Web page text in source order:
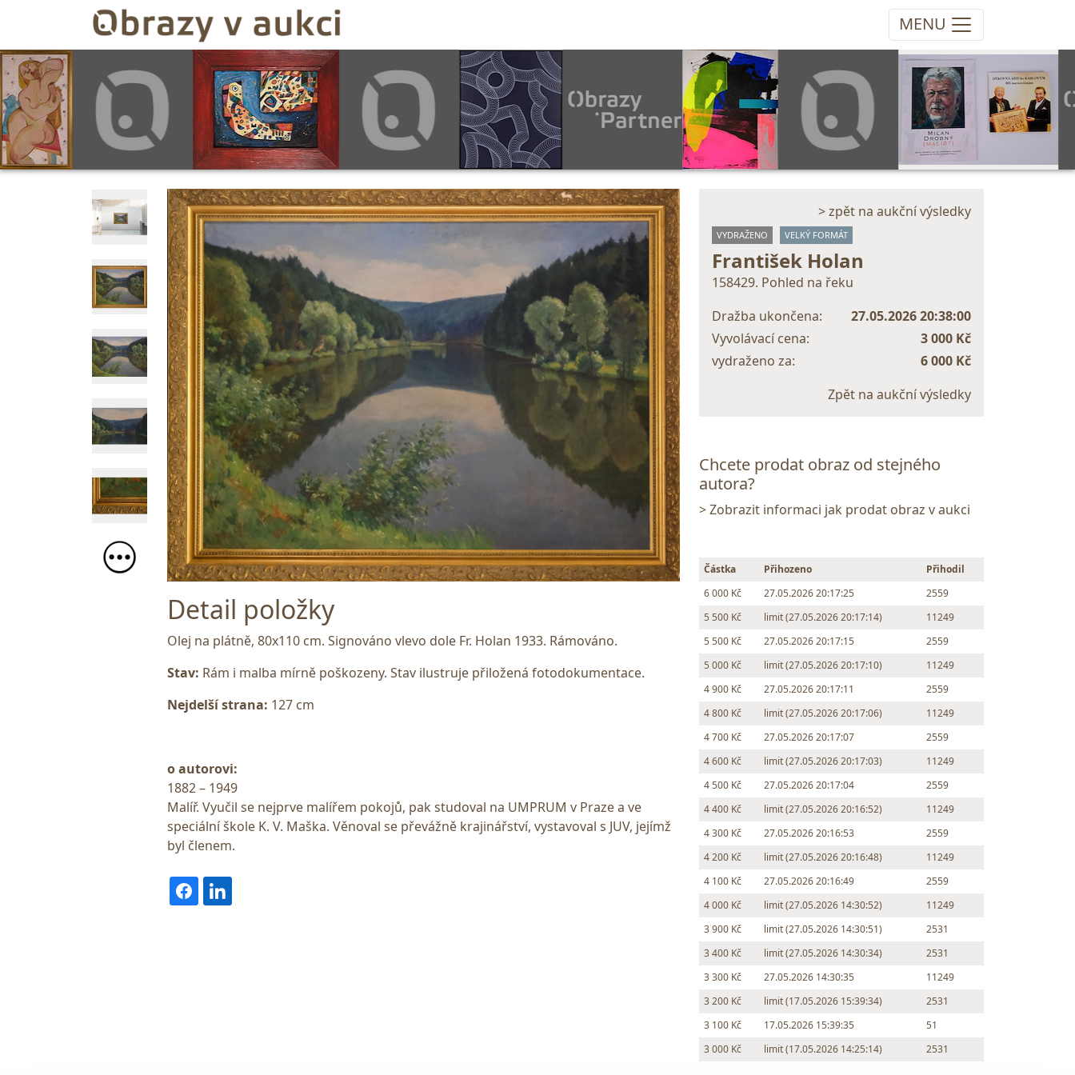
MENU
Detail položky
Olej na plátně, 80x110 cm. Signováno vlevo dole Fr. Holan 1933. Rámováno.
Stav: Rám i malba mírně poškozeny. Stav ilustruje přiložená fotodokumentace.
Nejdelší strana: 127 cm
o autorovi:
1882 – 1949
Malíř. Vyučil se nejprve malířem pokojů, pak studoval na UMPRUM v Praze a ve
speciální škole K. V. Maška. Věnoval se převážně krajinářství, vystavoval s JUV, jejímž
byl členem.
> zpět na aukční výsledky
VYDRAŽENO VELKÝ FORMÁT
František Holan
158429. Pohled na řeku
Dražba ukončena:
27.05.2026 20:38:00
Vyvolávací cena:
3 000 Kč
vydraženo za:
6 000 Kč
Zpět na aukční výsledky
Chcete prodat obraz od stejného
autora?
> Zobrazit informaci jak prodat obraz v aukci
Částka Přihozeno
Přihodil
6 000 Kč
27.05.2026 20:17:25
2559
5 500 Kč
limit (27.05.2026 20:17:14)
11249
5 500 Kč
27.05.2026 20:17:15
2559
5 000 Kč
limit (27.05.2026 20:17:10)
11249
4 900 Kč
27.05.2026 20:17:11
2559
4 800 Kč
limit (27.05.2026 20:17:06)
11249
4 700 Kč
27.05.2026 20:17:07
2559
4 600 Kč
limit (27.05.2026 20:17:03)
11249
4 500 Kč
27.05.2026 20:17:04
2559
4 400 Kč
limit (27.05.2026 20:16:52)
11249
4 300 Kč
27.05.2026 20:16:53
2559
4 200 Kč
limit (27.05.2026 20:16:48)
11249
4 100 Kč
27.05.2026 20:16:49
2559
4 000 Kč
limit (27.05.2026 14:30:52)
11249
3 900 Kč
limit (27.05.2026 14:30:51)
2531
3 400 Kč
limit (27.05.2026 14:30:34)
2531
3 300 Kč
27.05.2026 14:30:35
11249
3 200 Kč
limit (17.05.2026 15:39:34)
2531
3 100 Kč
17.05.2026 15:39:35
51
3 000 Kč
limit (17.05.2026 14:25:14) 2531